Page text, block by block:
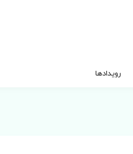
رویدادها